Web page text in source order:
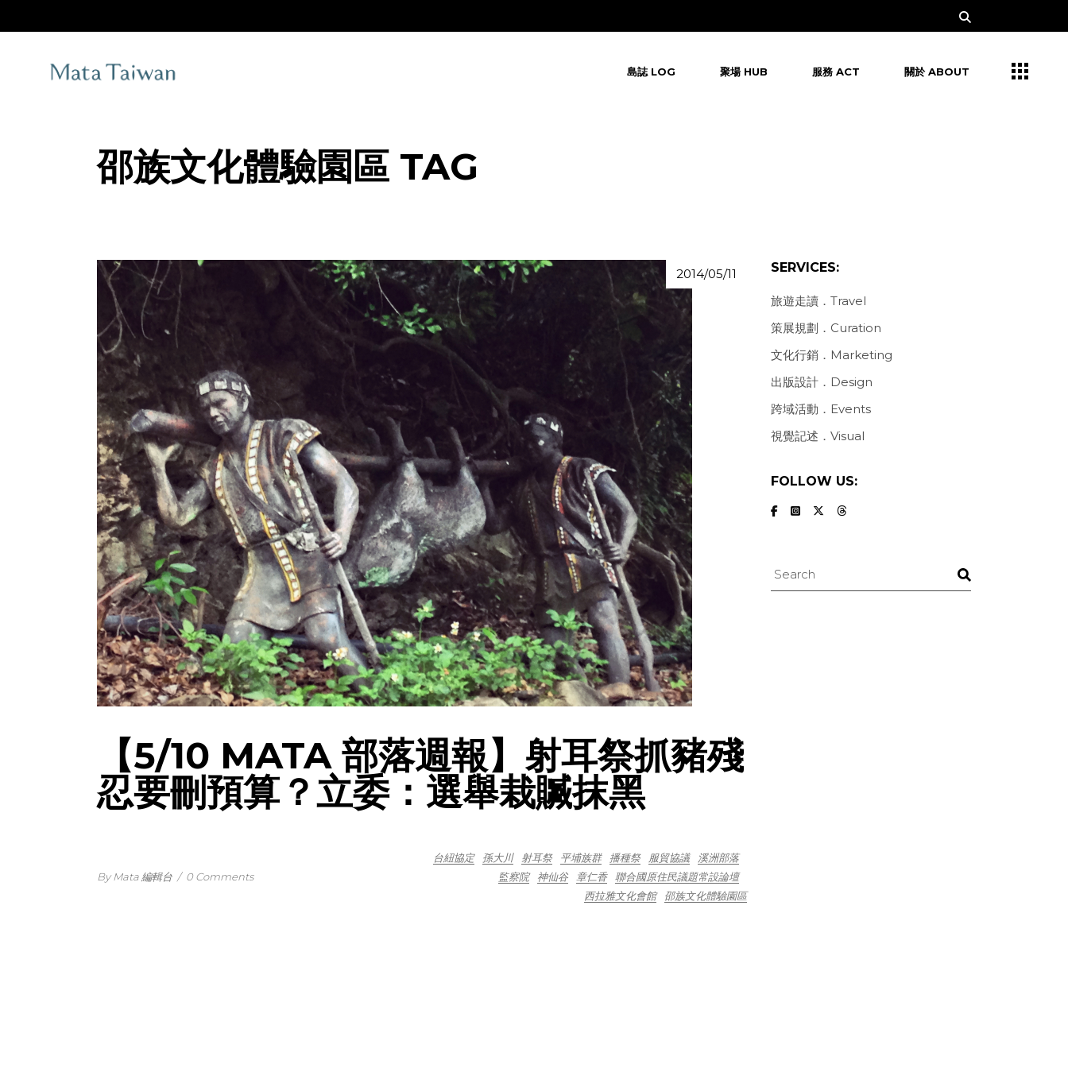
the
島誌 LOG 聚場 HUB 服務 ACT 關於 ABOUT
邵族文化體驗園區 TAG
2014/05/11
【5/10 MATA 部落週報】射耳祭抓豬殘
忍要刪預算？立委：選舉栽贓抹黑
By Mata 編輯台 / 0 Comments
台紐協定 孫大川 射耳祭 平埔族群 播種祭 服貿協議
溪洲部落
監察院
神仙谷 章仁香
聯合國原住民議題常設論壇
西拉雅文化會館
邵族文化體驗園區
SERVICES:
旅遊走讀．Travel
策展規劃．Curation
文化行銷．Marketing
出版設計．Design
跨域活動．Events
視覺記述．Visual
FOLLOW US:
Search